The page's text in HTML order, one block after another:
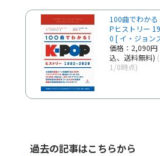
100曲でわかる
Pヒストリー
0 [ イ・ジョン
価格：2,090円
込、送料無料)
1/8時点)
過去の記事はこちらから